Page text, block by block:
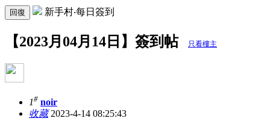
回復 新手村‧每日簽到
【2023月04月14日】簽到帖 只看樓主
1# noir
收藏2023-4-14 08:25:43